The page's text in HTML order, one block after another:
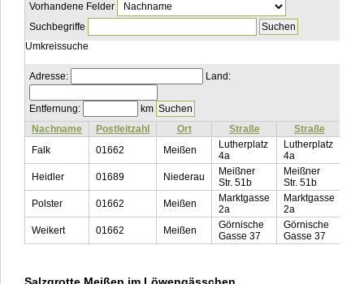
Vorhandene Felder
Suchbegriffe
Umkreissuche
Adresse: Land:
Entfernung:
km
Nachname
Postleitzahl Ort Straße
Straße
Falk
01662 Meißen
Lutherplatz
4a
Lutherplatz
4a
Heidler
01689 Niederau
Meißner
Str. 51b
Meißner
Str. 51b
Polster
01662 Meißen
Marktgasse
2a
Marktgasse
2a
Weikert
01662 Meißen
Görnische
Gasse 37
Görnische
Gasse 37